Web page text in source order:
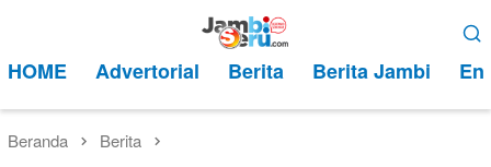
kontenMobile
HOME Advertorial Berita Berita Jambi
Beranda Berita